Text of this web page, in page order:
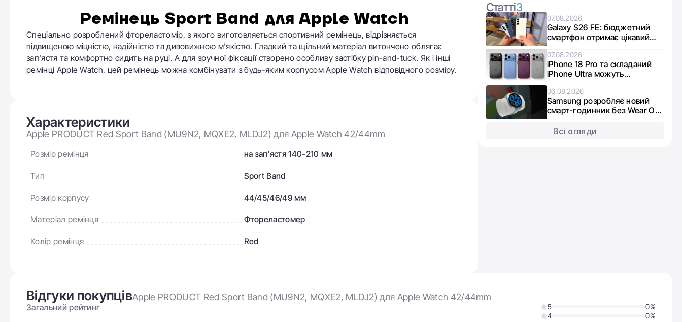
Ремінець Sport Band для Apple Watch​
Спеціально розроблений фтореластомір, з якого виготовляється спортивний ремінець, відрізняється
підвищеною міцністю, надійністю та дивовижною м'якістю. Гладкий та щільний матеріал витончено облягає
зап'ястя та комфортно сидить на руці. А для зручної фіксації створено особливу застібку pin-and-tuck. Як і інші
ремінці Apple Watch, цей ремінець можна комбінувати з будь-яким корпусом Apple Watch відповідного розміру.
Характеристики
Apple PRODUCT Red Sport Band (MU9N2, MQXE2, MLDJ2) для Apple Watch 42/44mm
Розмір ремінця на зап'ястя 140-210 мм
Тип Sport Band
Розмір корпусу 44/45/46/49 мм
Матеріал ремінця Фтореластомер
Колір ремінця Red
Статті3
07.08.2026
Galaxy S26 FE: бюджетний
смартфон отримає цікавий
мікс чипів від Exynos та
Snapdragon
07.08.2026
iPhone 18 Pro та складаний
iPhone Ultra можуть
опинитися в дефіциті через
брак пам’яті
06.08.2026
Samsung розробляє новий
смарт-годинник без Wear OS:
що відомо про Galaxy Aero
Всі огляди
Відгуки покупцівApple PRODUCT Red Sport Band (MU9N2, MQXE2, MLDJ2) для Apple Watch 42/44mm
Загальний рейтинг 5
0%
4
0%